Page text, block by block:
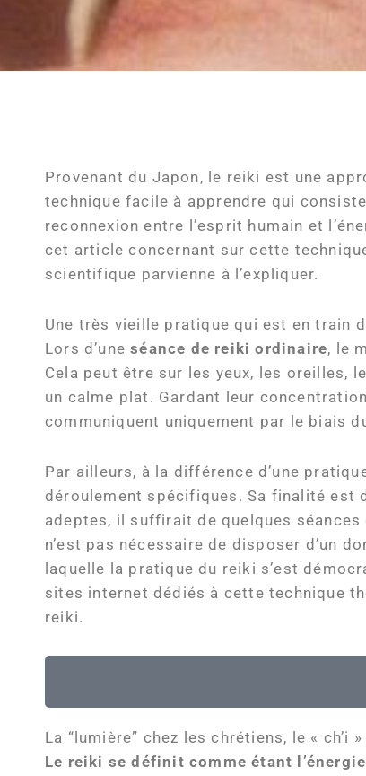
Provenant du Japon, le reiki est une
technique facile à apprendre qui
reconnexion entre l’esprit humain et
cet article concernant sur cette
scientifique parvienne à l’expliquer.
Une très vieille pratique qui est en train
Lors d’uneséance de reiki ordinaire, le
Cela peut être sur les yeux, les oreilles,
un calme plat. Gardant leur
communiquent uniquement par le biais
Par ailleurs, à la différence d’une
déroulement spécifiques. Sa finalité est
adeptes, il suffirait de quelques séances
n’est pas nécessaire de disposer d’un
laquelle la pratique du reiki s’est
sites internet dédiés à cette technique
reiki.
La “lumière” chez les chrétiens, le « ch’i
Le reiki se définit comme étant